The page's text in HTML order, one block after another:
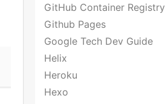
GitHub Container Registry
Github Pages
Google Tech Dev Guide
Helix
Heroku
Hexo